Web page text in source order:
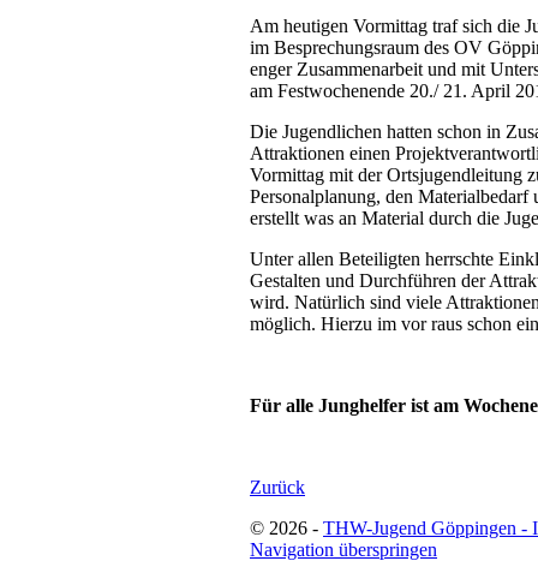
Am heutigen Vormittag traf sich die
im Besprechungsraum des OV
enger Zusammenarbeit und mit
am Festwochenende 20./ 21. April
Die Jugendlichen hatten schon in
Attraktionen einen
Vormittag mit der Ortsjugendleitung
Personalplanung, den
erstellt was an Material durch die
Unter allen Beteiligten herrschte
Gestalten und Durchführen der
wird. Natürlich sind viele
möglich. Hierzu im vor raus schon
Für alle Junghelfer ist am
Zurück
© 2026 - THW-Jugend Göppingen -
Navigation überspringen